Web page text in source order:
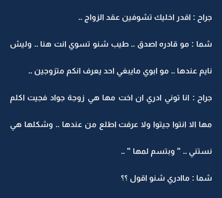
جراح : اقدر اخليك تشوفين عقد الزواج ..
شما : مو قادره اصدق .. طيب شنو تسوي انت هنا .. وليش
نايم عندها .. مو ابوي مايبغي احد يعرف انكم متزوجين ..
جراح : انا توني ادري ان اخت مها هي زوجة جواد فجيت اكلم
مها الا انتوا جيتوا ولا عرفت اطلع من عندها .. وشكلها هي
نستني .. " وبتسم لمها " ..
شما : ماادري شنو اقول ؟؟